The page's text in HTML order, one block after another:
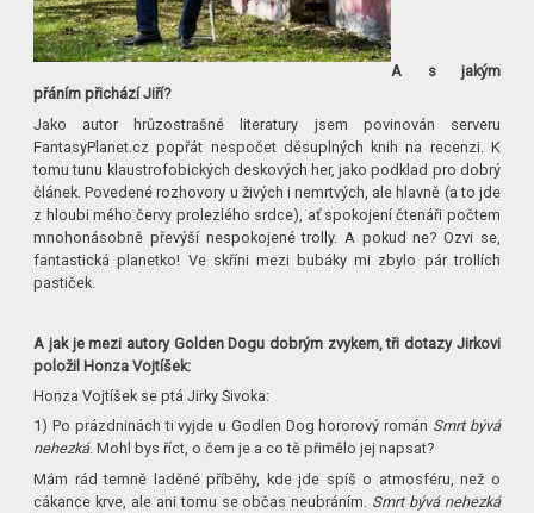
A s jakým
přáním přichází Jiří?
Jako autor hrůzostrašné literatury jsem povinován serveru
FantasyPlanet.cz popřát nespočet děsuplných knih na recenzi. K
tomu tunu klaustrofobických deskových her, jako podklad pro dobrý
článek. Povedené rozhovory u živých i nemrtvých, ale hlavně (a to jde
z hloubi mého červy prolezlého srdce), ať spokojení čtenáři počtem
mnohonásobně převýší nespokojené trolly. A pokud ne? Ozvi se,
fantastická planetko! Ve skříni mezi bubáky mi zbylo pár trollích
pastiček.
A jak je mezi autory Golden Dogu dobrým zvykem, tři dotazy Jirkovi
položil Honza Vojtíšek:
Honza Vojtíšek se ptá Jirky Sivoka:
1) Po prázdninách ti vyjde u Godlen Dog hororový román Smrt bývá
nehezká. Mohl bys říct, o čem je a co tě přimělo jej napsat?
Mám rád temně laděné příběhy, kde jde spíš o atmosféru, než o
cákance krve, ale ani tomu se občas neubráním. Smrt bývá nehezká